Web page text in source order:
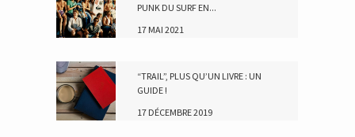
PUNK DU SURF EN...
17 MAI 2021
“TRAIL”, PLUS QU’UN LIVRE : UN
GUIDE !
17 DÉCEMBRE 2019